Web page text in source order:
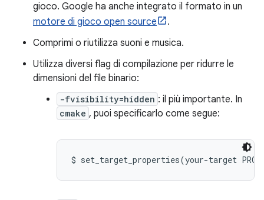
gioco. Google ha anche integrato il formato in un
motore di gioco open source
.
Comprimi o riutilizza suoni e musica.
Utilizza diversi flag di compilazione per ridurre le
dimensioni del file binario:
-fvisibility=hidden : il più importante. In
cmake , puoi specificarlo come segue: